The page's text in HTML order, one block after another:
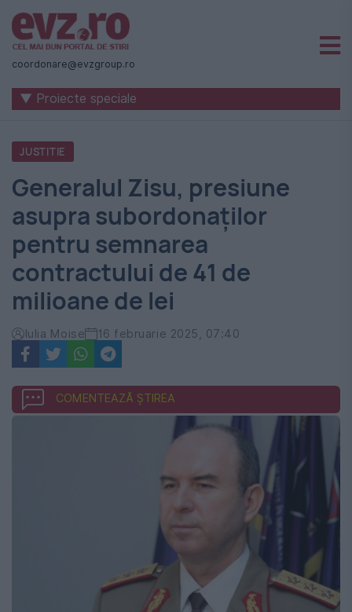
Știri
naționale
internaționale
România
-
Evenimentul
Zilei
coordonare@evzgroup.ro
▼ Proiecte speciale
JUSTITIE
Generalul Zisu, presiune
asupra subordonaților
pentru semnarea
contractului de 41 de
milioane de lei
Iulia Moise 16 februarie 2025, 07:40
COMENTEAZĂ ȘTIREA